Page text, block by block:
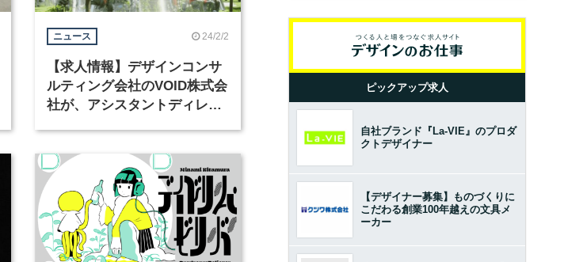
ニュース 24/2/2
【求人情報】デザインコンサ
ルティング会社のVOID株式会
社が、アシスタントディレク
ピックアップ求人
自社ブランド『La-VIE』のプロダ
クトデザイナー
【デザイナー募集】ものづくりに
こだわる創業100年越えの文具メ
ーカー